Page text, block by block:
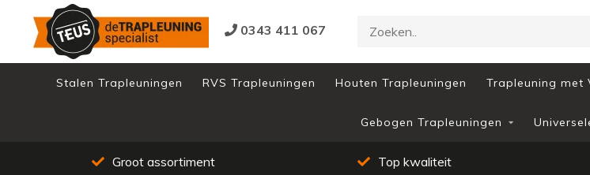
0343 411 067
Stalen Trapleuningen RVS Trapleuningen Houten Trapleuningen Trapleuning met
Gebogen Trapleuningen
Groot assortiment Top kwaliteit